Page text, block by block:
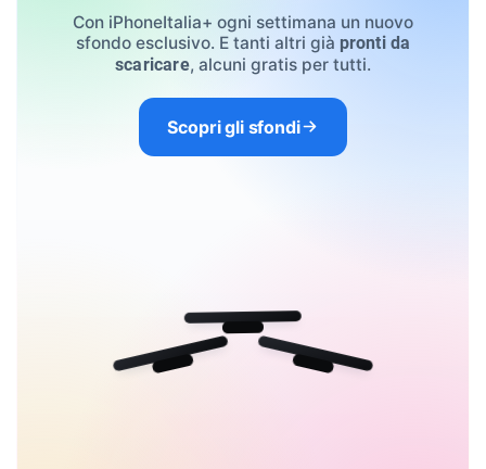
Con iPhoneItalia+ ogni settimana un nuovo
sfondo esclusivo. E tanti altri già pronti da
scaricare, alcuni gratis per tutti.
Scopri gli sfondi